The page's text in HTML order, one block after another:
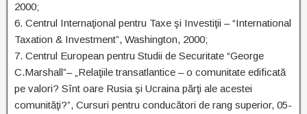
2000;
6. Centrul Internaţional pentru Taxe şi Investiţii – “International
Taxation & Investment”, Washington, 2000;
7. Centrul European pentru Studii de Securitate “George
C.Marshall”– „Relaţiile transatlantice – o comunitate edificată
pe valori? Sînt oare Rusia şi Ucraina părţi ale acestei
comunităţi?”, Cursuri pentru conducători de rang superior, 05-